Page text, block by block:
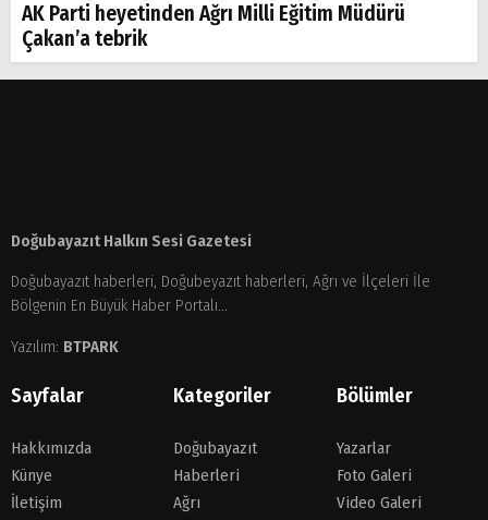
AK Parti heyetinden Ağrı Milli Eğitim Müdürü
Çakan’a tebrik
Doğubayazıt Halkın Sesi Gazetesi
Doğubayazıt haberleri, Doğubeyazıt haberleri, Ağrı ve İlçeleri İle
Bölgenin En Büyük Haber Portalı...
Yazılım: BTPARK
Sayfalar
Hakkımızda
Künye
İletişim
Kategoriler
Doğubayazıt
Haberleri
Ağrı
Bölümler
Yazarlar
Foto Galeri
Video Galeri